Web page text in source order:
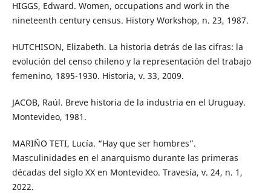
HIGGS, Edward. Women, occupations and work in the
nineteenth century census. History Workshop, n. 23, 1987.
HUTCHISON, Elizabeth. La historia detrás de las cifras: la
evolución del censo chileno y la representación del trabajo
femenino, 1895-1930. Historia, v. 33, 2009.
JACOB, Raúl. Breve historia de la industria en el Uruguay.
Montevideo, 1981.
MARIÑO TETI, Lucía. “Hay que ser hombres”.
Masculinidades en el anarquismo durante las primeras
décadas del siglo XX en Montevideo. Travesía, v. 24, n. 1,
2022.